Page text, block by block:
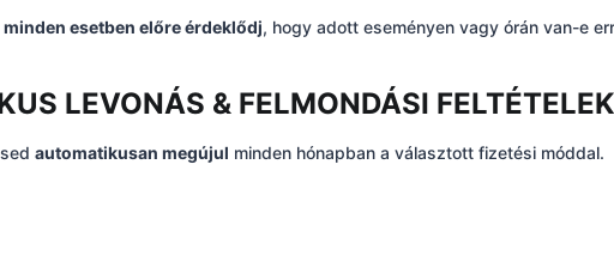
minden esetben előre érdeklődj, hogy adott eseményen vagy órán van-e
LEVONÁS & FELMONDÁSI FELTÉTELEK
automatikusan megújul minden hónapban a választott fizetési móddal.